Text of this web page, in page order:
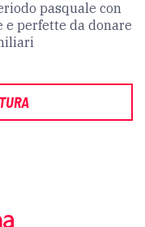
pasquale con
perfette da donare